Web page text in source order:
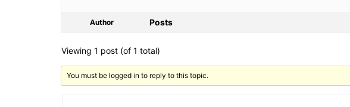
Author Posts
Viewing 1 post (of 1 total)
You must be logged in to reply to this topic.